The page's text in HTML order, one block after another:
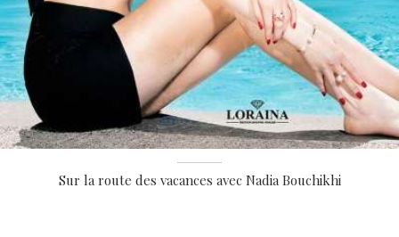
Sur la route des vacances avec Nadia Bouchikhi